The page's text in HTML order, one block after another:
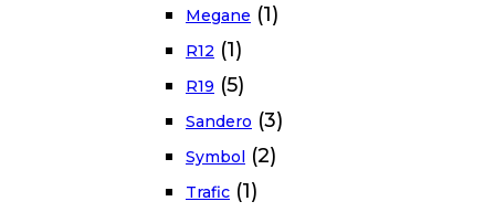
Megane (1)
R12 (1)
R19 (5)
Sandero (3)
Symbol (2)
Trafic (1)